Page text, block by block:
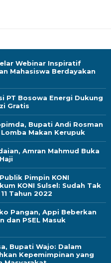
Webinar Inspiratif
Mahasiswa Berdayakan
PT Bosowa Energi Dukung
Gratis
Bupati Andi Rosman
Makan Kerupuk
Amran Mahmud Buka
Pimpin KONI
KONI Sulsel: Sudah Tak
Tahun 2022
Pangan, Appi Beberkan
dan PSEL Masuk
Bupati Wajo: Dalam
Kepemimpinan yang